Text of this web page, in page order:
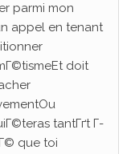
parmi mon
appel en tenant
doit
tantГґt Г­
que toi